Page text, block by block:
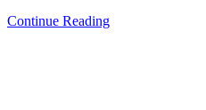
Continue Reading